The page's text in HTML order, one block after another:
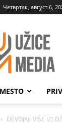
Четвртак, август 6,
UžiceMedia
MESTO
DEVOJKE VIŠE